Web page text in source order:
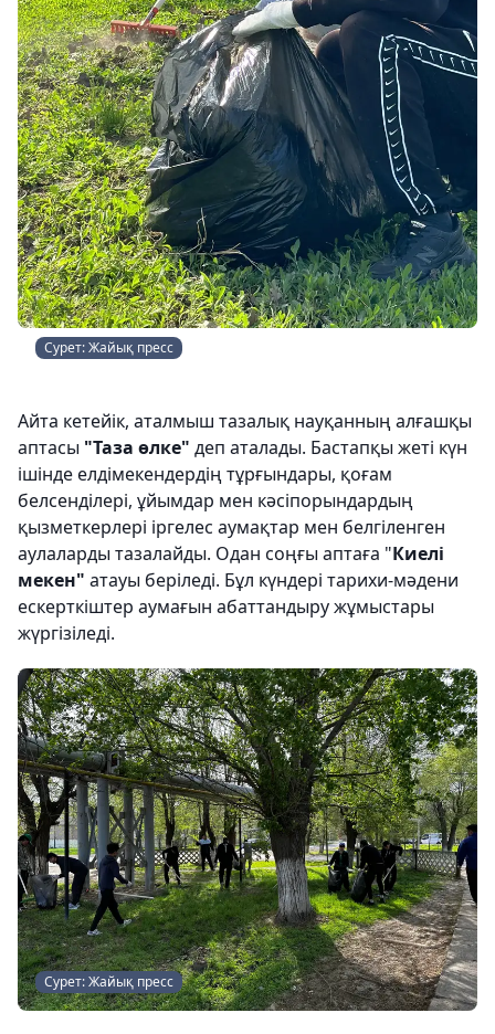
Сурет: Жайық пресс
Айта кетейік, аталмыш тазалық науқанның алғашқы
аптасы "Таза өлке" деп аталады. Бастапқы жеті күн
ішінде елдімекендердің тұрғындары, қоғам
белсенділері, ұйымдар мен кəсіпорындардың
қызметкерлері іргелес аумақтар мен белгіленген
аулаларды тазалайды. Одан соңғы аптаға "Киелі
мекен" атауы беріледі. Бұл күндері тарихи-мəдени
ескерткіштер аумағын абаттандыру жұмыстары
жүргізіледі.
Сурет: Жайық пресс